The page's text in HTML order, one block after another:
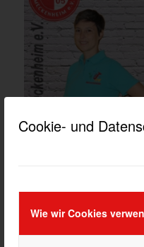
Cookie- und
Wie wir Cookies
Telefon:
Mobil: 0176 21607007